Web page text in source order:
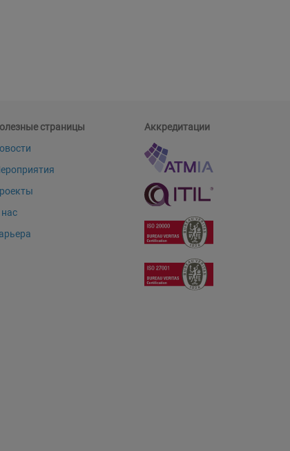
страницы
Аккредитации